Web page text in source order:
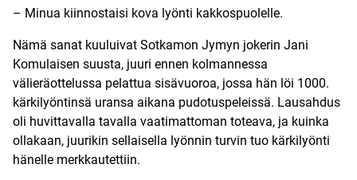
– Minua kiinnostaisi kova lyönti kakkospuolelle.
Nämä sanat kuuluivat Sotkamon Jymyn jokerin Jani
Komulaisen suusta, juuri ennen kolmannessa
välieräottelussa pelattua sisävuoroa, jossa hän löi 1000.
kärkilyöntinsä uransa aikana pudotuspeleissä. Lausahdus
oli huvittavalla tavalla vaatimattoman toteava, ja kuinka
ollakaan, juurikin sellaisella lyönnin turvin tuo kärkilyönti
hänelle merkkautettiin.